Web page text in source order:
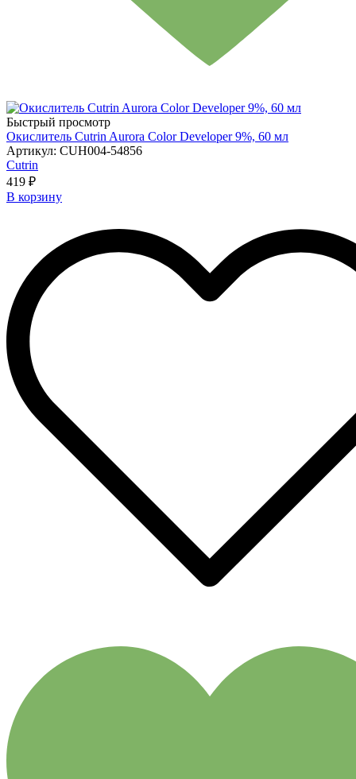
Быстрый просмотр
Окислитель Cutrin Aurora Color Developer 9%, 60 мл
Артикул: CUH004-54856
Cutrin
419 ₽
В корзину